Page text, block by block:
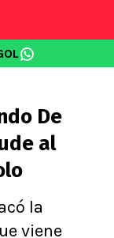
De
al
la
viene